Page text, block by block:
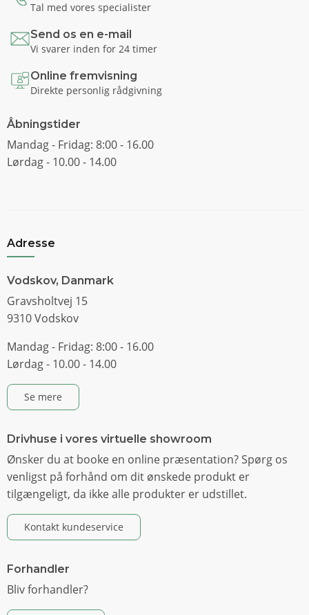
Tal med vores specialister
Send os en e-mail
Vi svarer inden for 24 timer
Online fremvisning
Direkte personlig rådgivning
Åbningstider
Mandag - Fridag: 8:00 - 16.00
Lørdag - 10.00 - 14.00
Adresse
Vodskov, Danmark
Gravsholtvej 15
9310 Vodskov
Mandag - Fridag: 8:00 - 16.00
Lørdag - 10.00 - 14.00
Se mere
Drivhuse i vores virtuelle showroom
Ønsker du at booke en online præsentation? Spørg os
venligst på forhånd om dit ønskede produkt er
tilgængeligt, da ikke alle produkter er udstillet.
Kontakt kundeservice
Forhandler
Bliv forhandler?